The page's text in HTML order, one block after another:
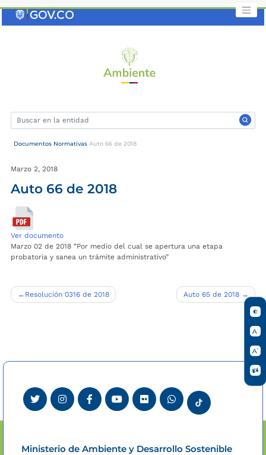
Documentos Normativas Auto 66 de 2018
Marzo 2, 2018
Auto 66 de 2018
Ver documento
Marzo 02 de 2018 “Por medio del cual se apertura una etapa
probatoria y sanea un trámite administrativo”
Navegación
Resolución 0316 de 2018 Auto 65 de 2018
Ministerio de Ambiente y Desarrollo Sostenible